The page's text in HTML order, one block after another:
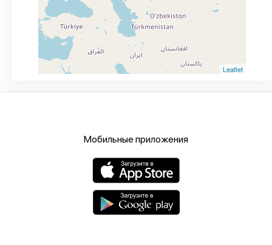
Leaflet
Мобильные приложения